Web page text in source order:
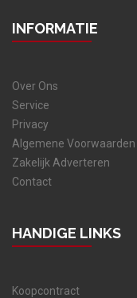
INFORMATIE
Over Ons
Service
Privacy
Algemene Voorwaarden
Zakelijk Adverteren
Contact
HANDIGE LINKS
Koopcontract